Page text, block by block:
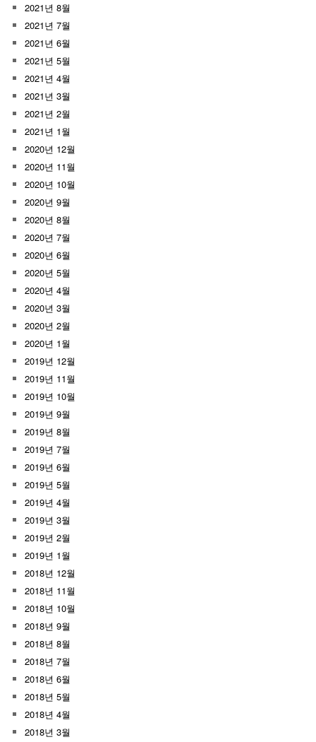
2021년 8월
2021년 7월
2021년 6월
2021년 5월
2021년 4월
2021년 3월
2021년 2월
2021년 1월
2020년 12월
2020년 11월
2020년 10월
2020년 9월
2020년 8월
2020년 7월
2020년 6월
2020년 5월
2020년 4월
2020년 3월
2020년 2월
2020년 1월
2019년 12월
2019년 11월
2019년 10월
2019년 9월
2019년 8월
2019년 7월
2019년 6월
2019년 5월
2019년 4월
2019년 3월
2019년 2월
2019년 1월
2018년 12월
2018년 11월
2018년 10월
2018년 9월
2018년 8월
2018년 7월
2018년 6월
2018년 5월
2018년 4월
2018년 3월